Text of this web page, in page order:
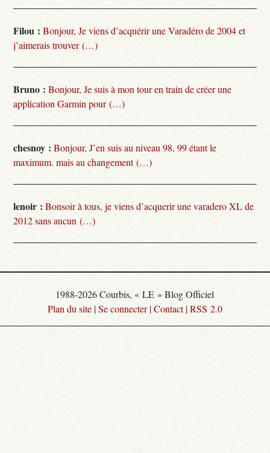
Filou : Bonjour, Je viens d’acquérir une Varadéro de 2004 et
j’aimerais trouver (…)
Bruno : Bonjour, Je suis à mon tour en train de créer une
application Garmin pour (…)
chesnoy : Bonjour, J’en suis au niveau 98, 99 étant le
maximum. mais au changement (…)
lenoir : Bonsoir à tous, je viens d’acquerir une varadero XL de
2012 sans aucun (…)
1988-2026 Courbis, « LE » Blog Officiel
Plan du site |Se connecter|Contact|RSS 2.0